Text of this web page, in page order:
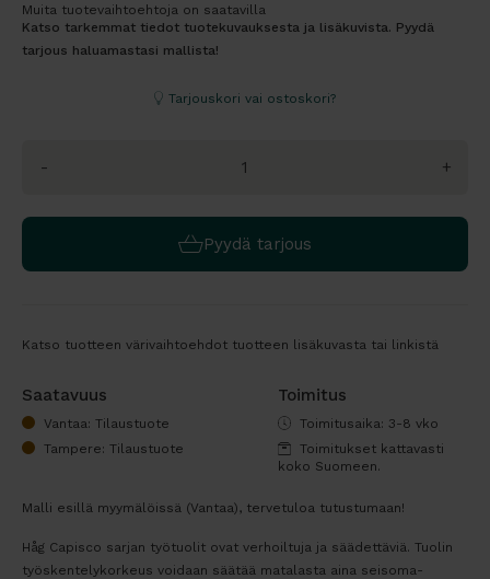
Muita tuotevaihtoehtoja on saatavilla
Katso tarkemmat tiedot tuotekuvauksesta ja lisäkuvista. Pyydä
tarjous haluamastasi mallista!
Tarjouskori vai ostoskori?
- +
Pyydä tarjous
Katso tuotteen värivaihtoehdot tuotteen lisäkuvasta tai linkistä
Saatavuus
Vantaa: Tilaustuote
Tampere: Tilaustuote
Toimitus
Toimitusaika: 3-8 vko
Toimitukset kattavasti
koko Suomeen.
Malli esillä myymälöissä (Vantaa), tervetuloa tutustumaan!
Håg Capisco sarjan työtuolit ovat verhoiltuja ja säädettäviä. Tuolin
työskentelykorkeus voidaan säätää matalasta aina seisoma-